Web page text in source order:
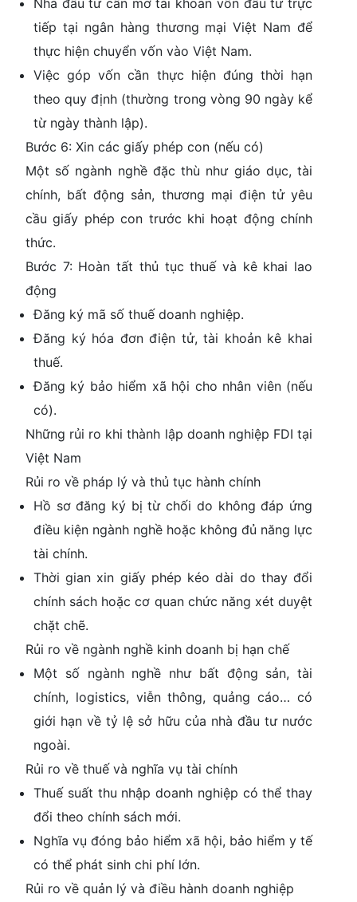
Nhà đầu tư cần mở tài khoản vốn đầu tư trực
tiếp tại ngân hàng thương mại Việt Nam để
thực hiện chuyển vốn vào Việt Nam.
Việc góp vốn cần thực hiện đúng thời hạn
theo quy định (thường trong vòng 90 ngày kể
từ ngày thành lập).
Bước 6: Xin các giấy phép con (nếu có)
Một số ngành nghề đặc thù như giáo dục, tài
chính, bất động sản, thương mại điện tử yêu
cầu giấy phép con trước khi hoạt động chính
thức.
Bước 7: Hoàn tất thủ tục thuế và kê khai lao
động
Đăng ký mã số thuế doanh nghiệp.
Đăng ký hóa đơn điện tử, tài khoản kê khai
thuế.
Đăng ký bảo hiểm xã hội cho nhân viên (nếu
có).
Những rủi ro khi thành lập doanh nghiệp FDI tại
Việt Nam
Rủi ro về pháp lý và thủ tục hành chính
Hồ sơ đăng ký bị từ chối do không đáp ứng
điều kiện ngành nghề hoặc không đủ năng lực
tài chính.
Thời gian xin giấy phép kéo dài do thay đổi
chính sách hoặc cơ quan chức năng xét duyệt
chặt chẽ.
Rủi ro về ngành nghề kinh doanh bị hạn chế
Một số ngành nghề như bất động sản, tài
chính, logistics, viễn thông, quảng cáo… có
giới hạn về tỷ lệ sở hữu của nhà đầu tư nước
ngoài.
Rủi ro về thuế và nghĩa vụ tài chính
Thuế suất thu nhập doanh nghiệp có thể thay
đổi theo chính sách mới.
Nghĩa vụ đóng bảo hiểm xã hội, bảo hiểm y tế
có thể phát sinh chi phí lớn.
Rủi ro về quản lý và điều hành doanh nghiệp